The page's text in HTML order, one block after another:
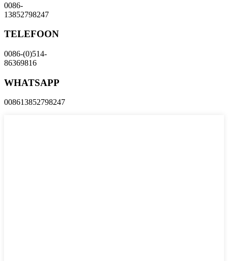
0086-
13852798247
TELEFOON
0086-(0)514-
86369816
WHATSAPP
008613852798247